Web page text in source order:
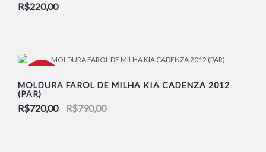
R$220,00
NOVO
MOLDURA FAROL DE MILHA KIA CADENZA 2012
(PAR)
R$720,00 R$790,00